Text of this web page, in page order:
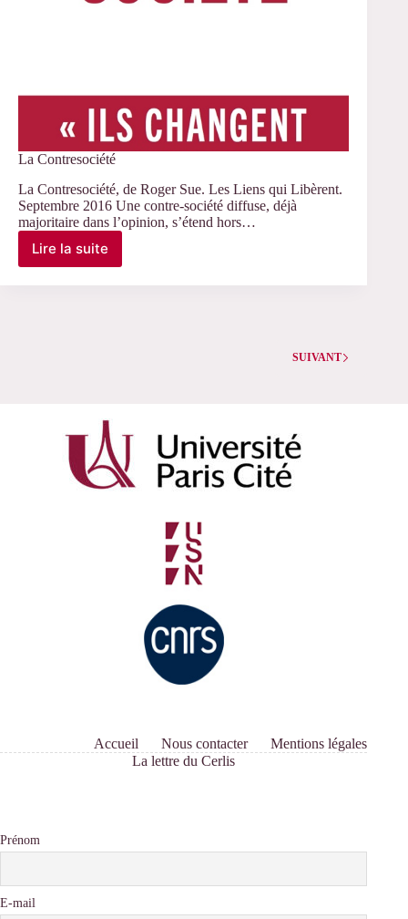
La Contresociété
La Contresociété, de Roger Sue. Les Liens qui Libèrent.
Septembre 2016 Une contre-société diffuse, déjà
majoritaire dans l’opinion, s’étend hors…
Lire la suite
La
Contresociété
SUIVANT
Accueil Nous contacter
Mentions légales
La lettre du Cerlis
Prénom
E-mail